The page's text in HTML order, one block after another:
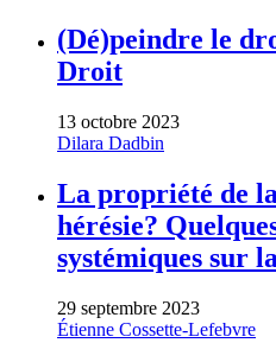
(Dé)peindre le
Droit
13 octobre 2023
Dilara Dadbin
La propriété de
hérésie?
systémiques sur
29 septembre 2023
Étienne Cossette-Lefebvre